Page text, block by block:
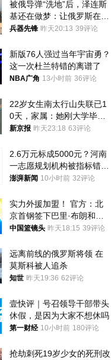
被俄导弹“洗地”后，泽连斯
基还在做梦：让俄罗斯在冬
季前求和？
兵器先锋 昨天20:13 39评论
新版76人强过当年宇宙勇？
这一次杜兰特错的离谱了
NBA广角 13小时前 36评论
22岁女生南太行山失联已1
0天，家属：她刚大学毕业
想到山里旅行
新京报 昨天23:18 63评论
2.6万元标成5000元？河南
一志愿规划机构被指标错学
费致考生复读
澎湃新闻 10小时前 32评论
实力外援加盟！ 官方：北
京首钢签下巴里·布朗和桑
普森
中国篮镜头 昨天18:15 39评论
远离前线的俄罗斯将领 在
莫斯科被人追杀
知世 昨天19:36 62评论
壹快评｜号召领导干部带头
休假，是因为大家不想休吗
第一财经 10小时前 180评论
抢劫刺死19岁少女的死刑改